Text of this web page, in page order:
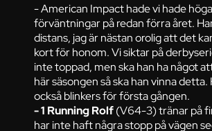
- American Impact hade vi hade höga
förväntningar på redan förra året.
distans, jag är nästan orolig att det
kort för honom. Vi siktar på
inte toppad, men ska han ha något
här säsongen så ska han vinna detta.
också blinkers för första gången.
- 1 Running Rolf(V64-3) tränar på
har inte haft några stopp på vägen